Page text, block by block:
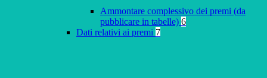
Ammontare complessivo dei premi (da
pubblicare in tabelle) 6
Dati relativi ai premi 7